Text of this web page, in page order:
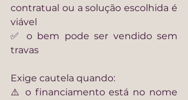
contratual ou a solução escolhida é
viável
✅ o bem pode ser vendido sem
travas
Exige cautela quando:
⚠️ o financiamento está no nome